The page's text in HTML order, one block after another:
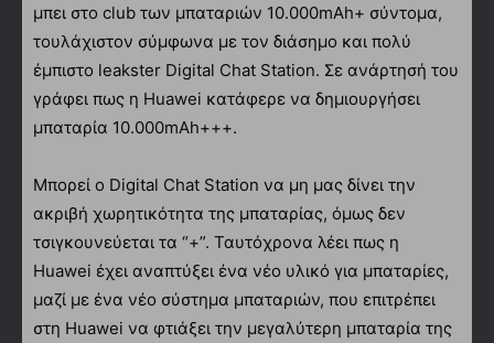
μπει στο club των μπαταριών 10.000mAh+ σύντομα,
τουλάχιστον σύμφωνα με τον διάσημο και πολύ
έμπιστο leakster Digital Chat Station. Σε ανάρτησή του
γράφει πως η Huawei κατάφερε να δημιουργήσει
μπαταρία 10.000mAh+++.
Μπορεί ο Digital Chat Station να μη μας δίνει την
ακριβή χωρητικότητα της μπαταρίας, όμως δεν
τσιγκουνεύεται τα “+”. Ταυτόχρονα λέει πως η
Huawei έχει αναπτύξει ένα νέο υλικό για μπαταρίες,
μαζί με ένα νέο σύστημα μπαταριών, που επιτρέπει
στη Huawei να φτιάξει την μεγαλύτερη μπαταρία της